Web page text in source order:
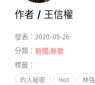
作者 / 王信權
發表：2020-05-26
分類： 新聞,新歌
標籤：
灼人秘密 Hot 林強